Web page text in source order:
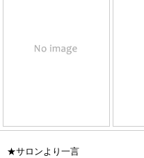
★サロンより一言